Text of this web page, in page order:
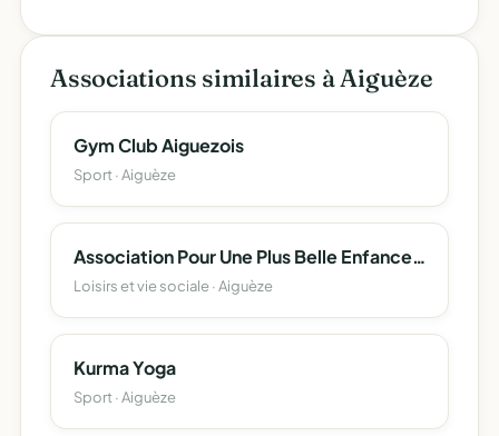
Associations similaires à Aiguèze
Gym Club Aiguezois
Sport · Aiguèze
Association Pour Une Plus Belle Enfance Apbe
Loisirs et vie sociale · Aiguèze
Kurma Yoga
Sport · Aiguèze